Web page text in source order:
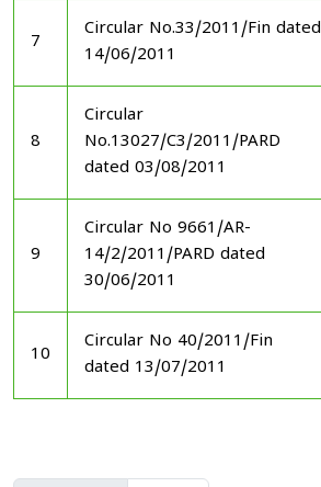
7
Circular No.33/2011/Fin dated
14/06/2011
8
Circular
No.13027/C3/2011/PARD
dated 03/08/2011
9
Circular No 9661/AR-
14/2/2011/PARD dated
30/06/2011
10
Circular No 40/2011/Fin
dated 13/07/2011